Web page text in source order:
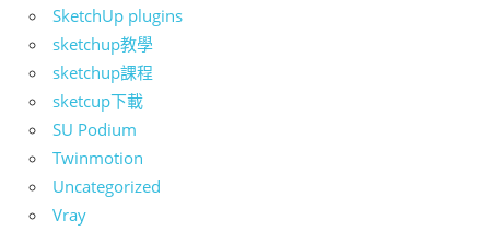
SketchUp plugins
sketchup教學
sketchup課程
sketcup下載
SU Podium
Twinmotion
Uncategorized
Vray